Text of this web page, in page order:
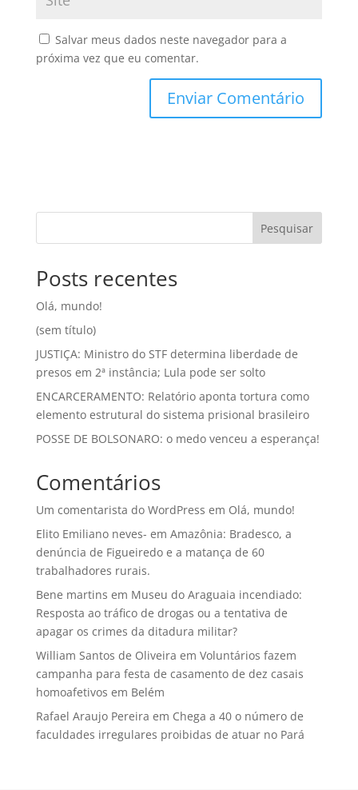
Salvar meus dados neste navegador para a
próxima vez que eu comentar.
Pesquisar
Posts recentes
Olá, mundo!
(sem título)
JUSTIÇA: Ministro do STF determina liberdade de
presos em 2ª instância; Lula pode ser solto
ENCARCERAMENTO: Relatório aponta tortura como
elemento estrutural do sistema prisional brasileiro
POSSE DE BOLSONARO: o medo venceu a esperança!
Comentários
Um comentarista do WordPress em Olá, mundo!
Elito Emiliano neves- em Amazônia: Bradesco, a
denúncia de Figueiredo e a matança de 60
trabalhadores rurais.
Bene martins em Museu do Araguaia incendiado:
Resposta ao tráfico de drogas ou a tentativa de
apagar os crimes da ditadura militar?
William Santos de Oliveira em Voluntários fazem
campanha para festa de casamento de dez casais
homoafetivos em Belém
Rafael Araujo Pereira em Chega a 40 o número de
faculdades irregulares proibidas de atuar no Pará